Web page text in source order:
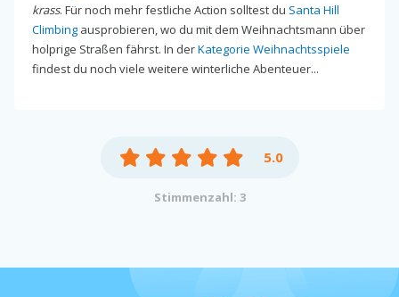
krass. Für noch mehr festliche Action solltest du Santa Hill
Climbing ausprobieren, wo du mit dem Weihnachtsmann über
holprige Straßen fährst. In derKategorie Weihnachtsspiele
findest du noch viele weitere winterliche Abenteuer...
5.0
Stimmenzahl: 3